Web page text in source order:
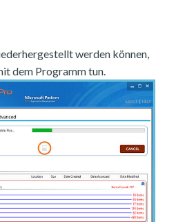
werden können,
dem Programm tun.